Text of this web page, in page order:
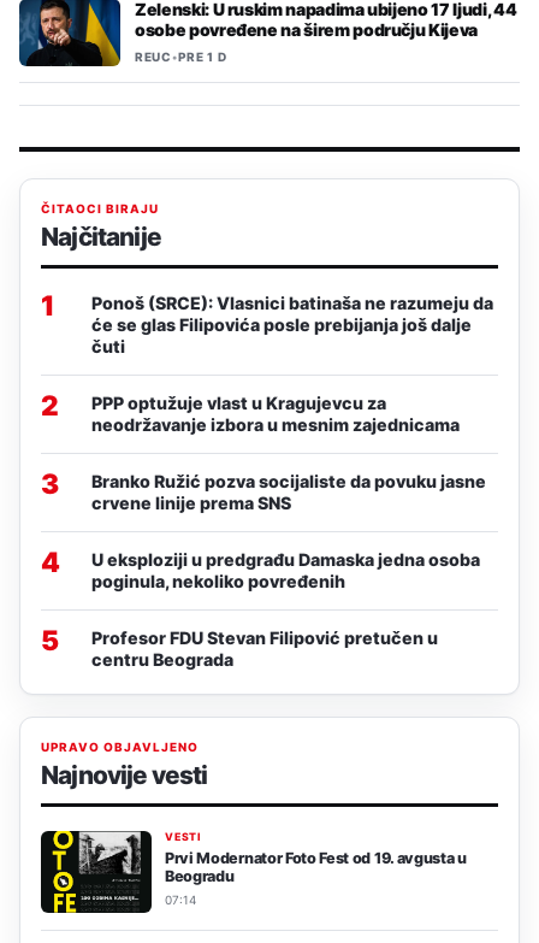
Zelenski: U ruskim napadima ubijeno 17 ljudi, 44
osobe povređene na širem području Kijeva
REUC•PRE 1 D
ČITAOCI BIRAJU
Najčitanije
1
Ponoš (SRCE): Vlasnici batinaša ne razumeju da
će se glas Filipovića posle prebijanja još dalje
čuti
2
PPP optužuje vlast u Kragujevcu za
neodržavanje izbora u mesnim zajednicama
3
Branko Ružić pozva socijaliste da povuku jasne
crvene linije prema SNS
4
U eksploziji u predgrađu Damaska jedna osoba
poginula, nekoliko povređenih
5
Profesor FDU Stevan Filipović pretučen u
centru Beograda
UPRAVO OBJAVLJENO
Najnovije vesti
VESTI
Prvi Modernator Foto Fest od 19. avgusta u
Beogradu
07:14